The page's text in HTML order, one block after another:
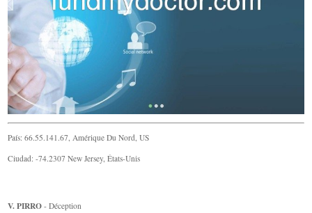
País: 66.55.141.67, Amérique Du Nord, US
Ciudad: -74.2307 New Jersey, États-Unis
V. PIRRO - Déception